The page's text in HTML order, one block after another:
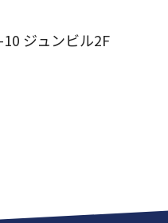
ジュンビル2F